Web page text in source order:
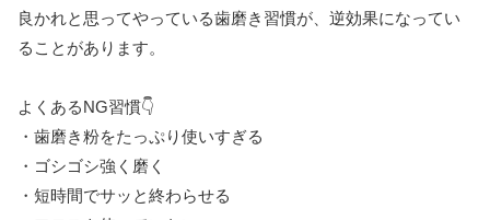
良かれと思ってやっている歯磨き習慣が、逆効果になってい
ることがあります。
よくあるNG習慣👇
・歯磨き粉をたっぷり使いすぎる
・ゴシゴシ強く磨く
・短時間でサッと終わらせる